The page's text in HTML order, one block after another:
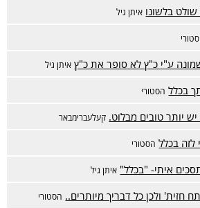
בלשונו איתן גיל
ע"י כ"ץ לא סופר את כ"ץ איתן גיל
בכלל הסטורי
יותר טובים מבלוט. קעלעברימבאר
לזה בכלל הסטורי
איתי- "בכלל" איתן גיל
חזית' ולכן כל דבריך מיותרים.. הסטורי